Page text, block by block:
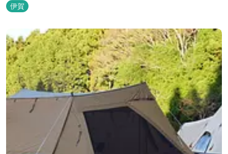
りのお蕎麦をお楽しみいただけます！ お蕎麦は毎日お店で打ってつ
くっております。北海道や三重のそば粉を使用してつくる、喉ごし
の良い昔ながらのお蕎麦...
伊賀